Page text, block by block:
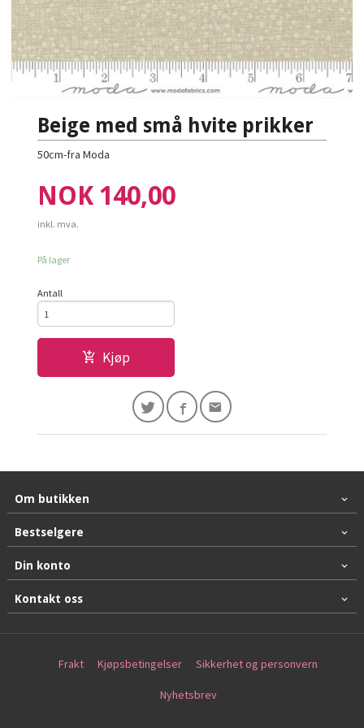
Beige med små hvite prikker
50cm-fra Moda
Pris
NOK 140,00
inkl. mva.
På lager
Antall
Kjøp
Om butikken
Bestselgere
Din konto
Kontakt oss
Frakt Kjøpsbetingelser Sikkerhet og personvern
Nyhetsbrev